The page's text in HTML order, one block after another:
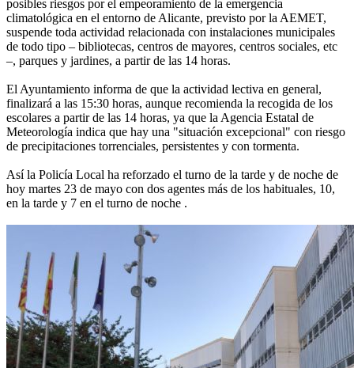
posibles riesgos por el empeoramiento de la emergencia
climatológica en el entorno de Alicante, previsto por la AEMET,
suspende toda actividad relacionada con instalaciones municipales
de todo tipo – bibliotecas, centros de mayores, centros sociales, etc
–, parques y jardines, a partir de las 14 horas.
El Ayuntamiento informa de que la actividad lectiva en general,
finalizará a las 15:30 horas, aunque recomienda la recogida de los
escolares a partir de las 14 horas, ya que la Agencia Estatal de
Meteorología indica que hay una "situación excepcional" con riesgo
de precipitaciones torrenciales, persistentes y con tormenta.
Así la Policía Local ha reforzado el turno de la tarde y de noche de
hoy martes 23 de mayo con dos agentes más de los habituales, 10,
en la tarde y 7 en el turno de noche .